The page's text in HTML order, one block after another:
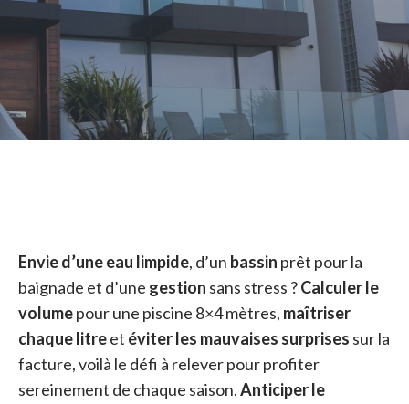
Envie d’une eau limpide, d’un bassin prêt pour la
baignade et d’une gestion sans stress ?Calculer le
volumepour une piscine 8×4 mètres, maîtriser
chaque litreet éviter les mauvaises surprises sur la
facture, voilà le défi à relever pour profiter
sereinement de chaque saison.Anticiper le